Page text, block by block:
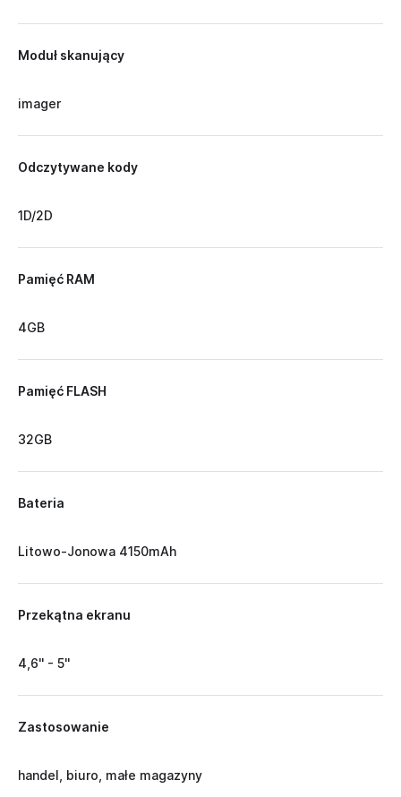
Moduł skanujący
imager
Odczytywane kody
1D/2D
Pamięć RAM
4GB
Pamięć FLASH
32GB
Bateria
Litowo-Jonowa 4150mAh
Przekątna ekranu
4,6'' - 5''
Zastosowanie
handel, biuro, małe magazyny